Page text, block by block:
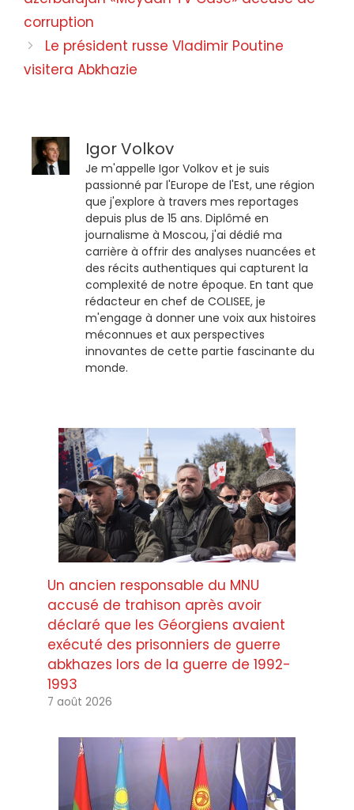
corruption
Le président russe Vladimir Poutine
visitera Abkhazie
Igor Volkov
Je m'appelle Igor Volkov et je suis
passionné par l'Europe de l'Est, une région
que j'explore à travers mes reportages
depuis plus de 15 ans. Diplômé en
journalisme à Moscou, j'ai dédié ma
carrière à offrir des analyses nuancées et
des récits authentiques qui capturent la
complexité de notre époque. En tant que
rédacteur en chef de COLISEE, je
m'engage à donner une voix aux histoires
méconnues et aux perspectives
innovantes de cette partie fascinante du
monde.
Un ancien responsable du MNU
accusé de trahison après avoir
déclaré que les Géorgiens avaient
exécuté des prisonniers de guerre
abkhazes lors de la guerre de 1992-
1993
7 août 2026